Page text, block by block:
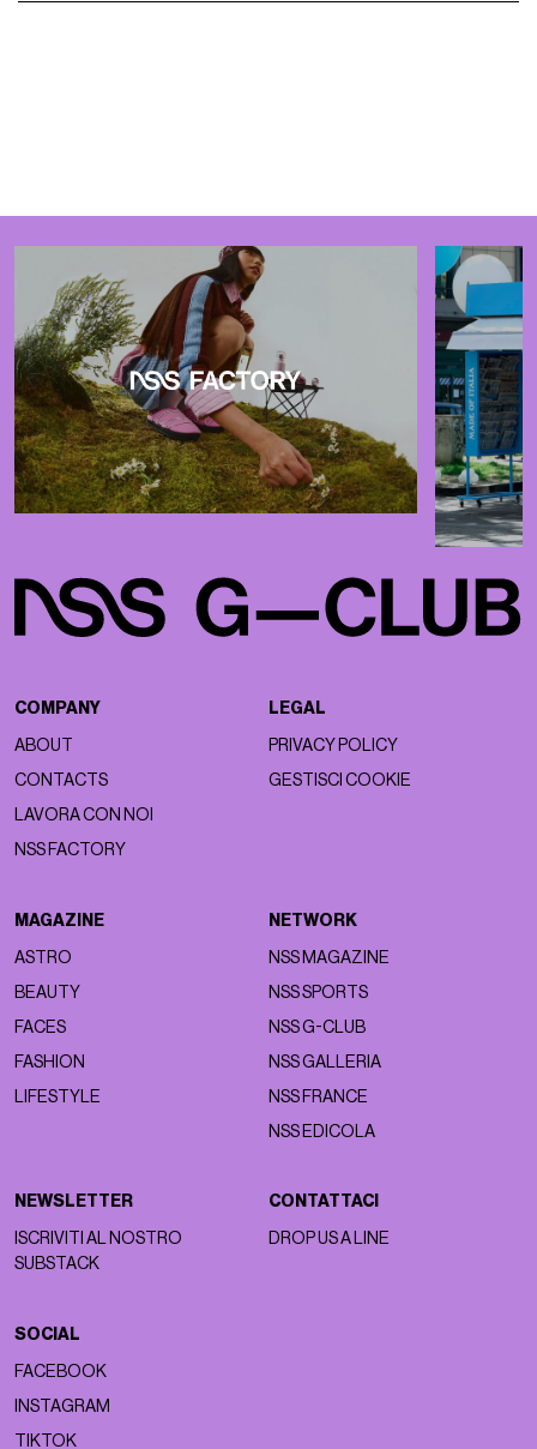
COMPANY
ABOUT
CONTACTS
LAVORA CON NOI
NSS FACTORY
LEGAL
PRIVACY POLICY
GESTISCI COOKIE
MAGAZINE
ASTRO
BEAUTY
FACES
FASHION
LIFESTYLE
NETWORK
NSS MAGAZINE
NSS SPORTS
NSS G-CLUB
NSS GALLERIA
NSS FRANCE
NSS EDICOLA
NEWSLETTER
ISCRIVITI AL NOSTRO
SUBSTACK
CONTATTACI
DROP US A LINE
SOCIAL
FACEBOOK
INSTAGRAM
TIKTOK